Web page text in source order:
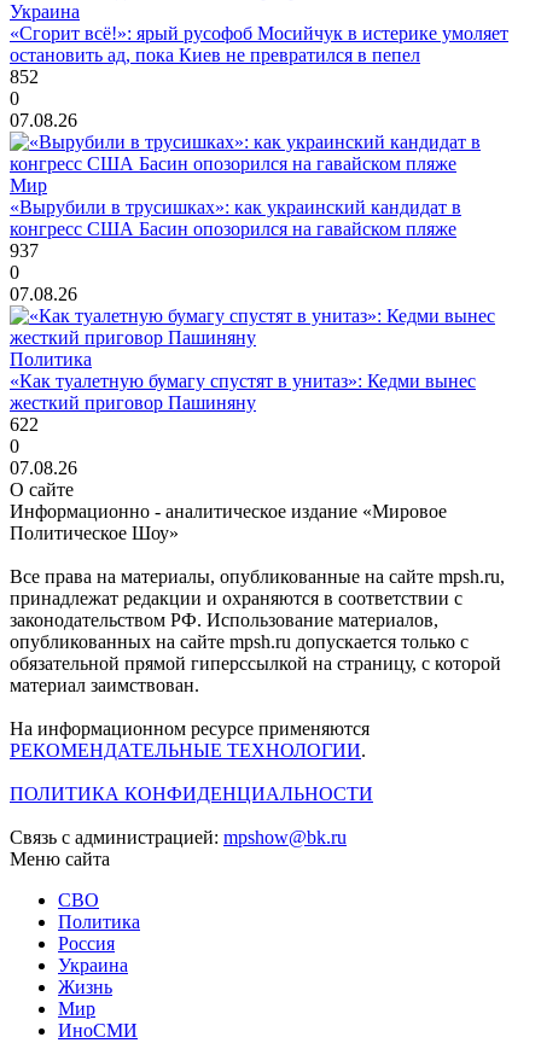
Украина
«Сгорит всё!»: ярый русофоб Мосийчук в истерике умоляет
остановить ад, пока Киев не превратился в пепел
852
0
07.08.26
Мир
«Вырубили в трусишках»: как украинский кандидат в
конгресс США Басин опозорился на гавайском пляже
937
0
07.08.26
Политика
«Как туалетную бумагу спустят в унитаз»: Кедми вынес
жесткий приговор Пашиняну
622
0
07.08.26
О сайте
Информационно - аналитическое издание «Мировое
Политическое Шоу»
Все права на материалы, опубликованные на сайте mpsh.ru,
принадлежат редакции и охраняются в соответствии с
законодательством РФ. Использование материалов,
опубликованных на сайте mpsh.ru допускается только с
обязательной прямой гиперссылкой на страницу, с которой
материал заимствован.
На информационном ресурсе применяются
РЕКОМЕНДАТЕЛЬНЫЕ ТЕХНОЛОГИИ.
ПОЛИТИКА КОНФИДЕНЦИАЛЬНОСТИ
Связь с администрацией: mpshow@bk.ru
Меню сайта
СВО
Политика
Россия
Украина
Жизнь
Мир
ИноСМИ